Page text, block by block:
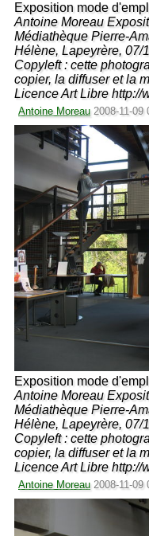
Exposition mode
Antoine Moreau
Médiathèque Pierre-
Hélène, Lapeyrère, 07/
Copyleft : cette
copier, la diffuser et la
Licence Art Libre http://
Antoine Moreau 2008-11-09
Exposition mode
Antoine Moreau
Médiathèque Pierre-
Hélène, Lapeyrère, 07/
Copyleft : cette
copier, la diffuser et la
Licence Art Libre http://
Antoine Moreau 2008-11-09